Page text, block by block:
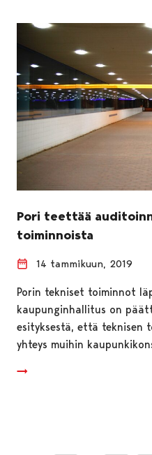
Pori teettää
toiminnoista
14 tammikuun, 2019
Porin tekniset toiminnot
kaupunginhallitus on
esityksestä, että teknisen
yhteys muihin